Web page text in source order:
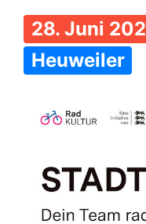
28. Juni
Heuweiler